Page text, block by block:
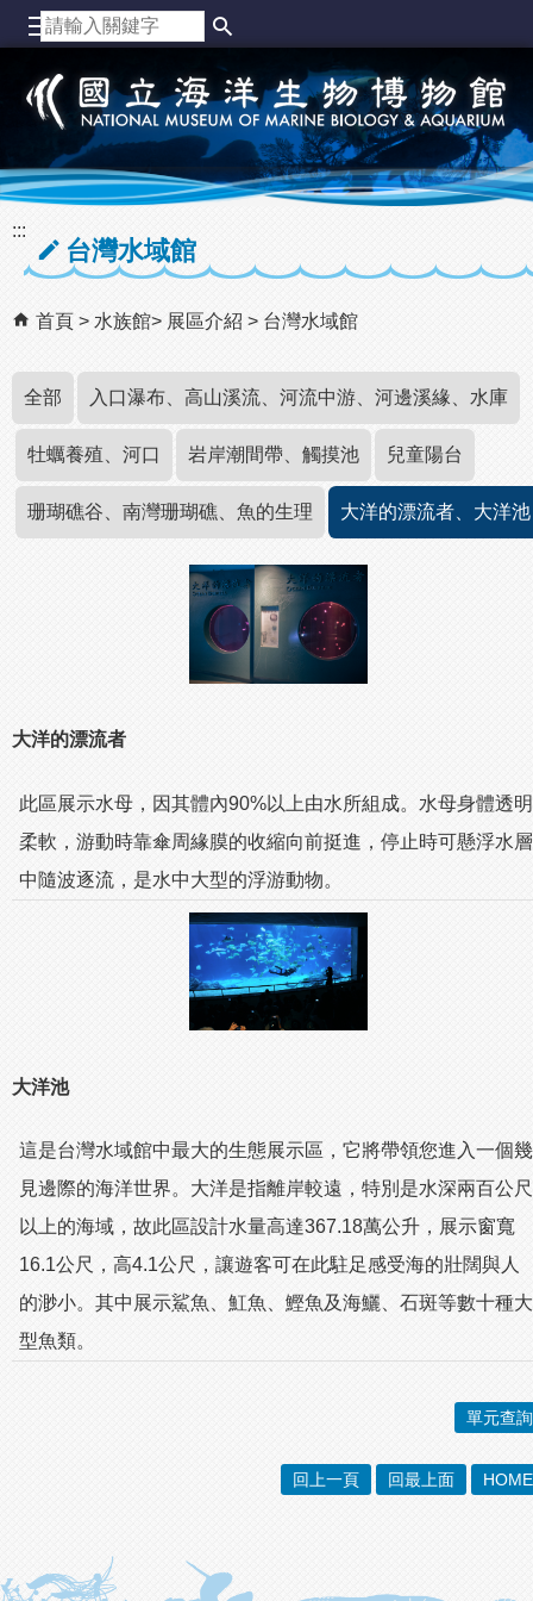
跳到主要內容區塊
:::
台灣水域館
首頁 水族館 展區介紹 台灣水域館
全部 入口瀑布、高山溪流、河流中游、河邊溪緣、水庫
牡蠣養殖、河口 岩岸潮間帶、觸摸池 兒童陽台
珊瑚礁谷、南灣珊瑚礁、魚的生理 大洋的漂流者、大洋池
大洋的漂流者
此區展示水母，因其體內90%以上由水所組成。水母身體透明
柔軟，游動時靠傘周緣膜的收縮向前挺進，停止時可懸浮水層
中隨波逐流，是水中大型的浮游動物。
大洋池
這是台灣水域館中最大的生態展示區，它將帶領您進入一個幾
見邊際的海洋世界。大洋是指離岸較遠，特別是水深兩百公尺
以上的海域，故此區設計水量高達367.18萬公升，展示窗寬
16.1公尺，高4.1公尺，讓遊客可在此駐足感受海的壯闊與人
的渺小。其中展示鯊魚、魟魚、鰹魚及海鱺、石斑等數十種大
型魚類。
單元查詢
回上一頁 回最上面 HOME